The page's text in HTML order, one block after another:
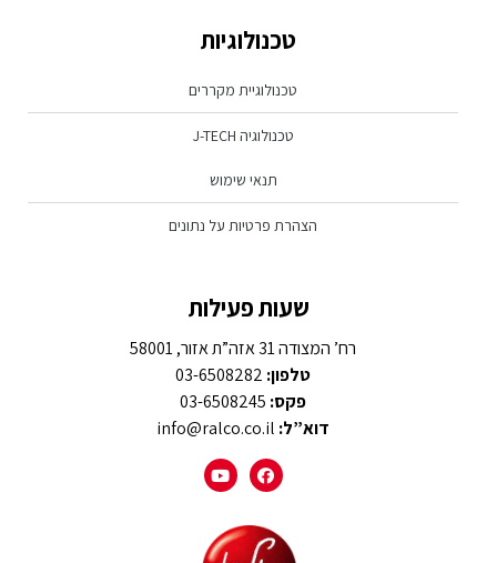
טכנולוגיות
טכנולוגיית מקררים
טכנולוגיה J-TECH
תנאי שימוש
הצהרת פרטיות על נתונים
שעות פעילות
רח’ המצודה 31 אזה”ת אזור, 58001
טלפון:
פקס:
דוא”ל: